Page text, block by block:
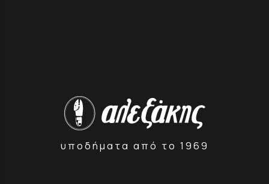
υποδήματα από το 1969